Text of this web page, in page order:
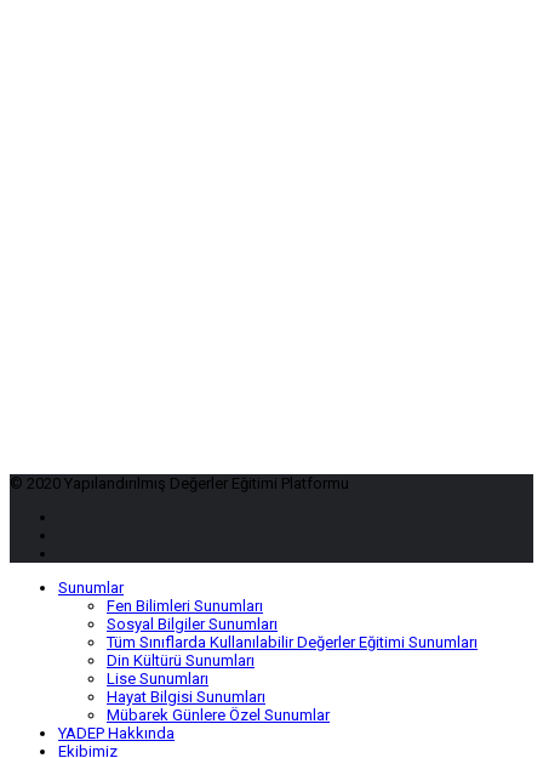
© 2020 Yapılandırılmış Değerler Eğitimi Platformu
Sunumlar
Fen Bilimleri Sunumları
Sosyal Bilgiler Sunumları
Tüm Sınıflarda Kullanılabilir Değerler Eğitimi Sunumları
Din Kültürü Sunumları
Lise Sunumları
Hayat Bilgisi Sunumları
Mübarek Günlere Özel Sunumlar
YADEP Hakkında
Ekibimiz